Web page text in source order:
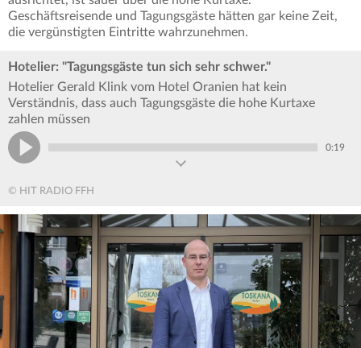
Geschäftsreisende und Tagungsgäste hätten gar keine Zeit,
die vergünstigten Eintritte wahrzunehmen.
Hotelier: "Tagungsgäste tun sich sehr schwer."
Hotelier Gerald Klink vom Hotel Oranien hat kein
Verständnis, dass auch Tagungsgäste die hohe Kurtaxe
zahlen müssen
0:19
© HIT RADIO FFH